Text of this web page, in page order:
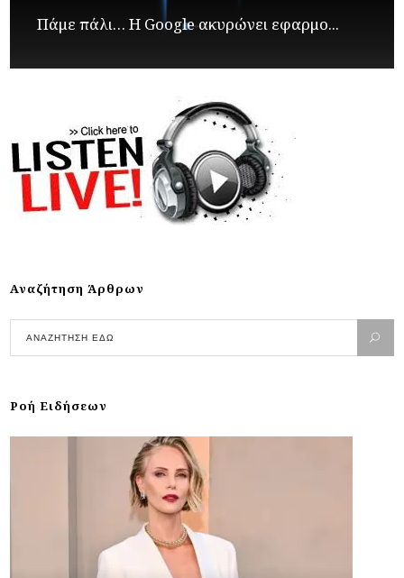
Πάμε πάλι… Η Google ακυρώνει εφαρμο...
Αναζήτηση Άρθρων
Ροή Ειδήσεων